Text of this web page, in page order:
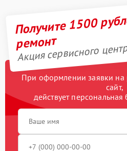
Получите 1500
ремонт
Акция сервисного
При оформлении заявки на
сайт,
действует